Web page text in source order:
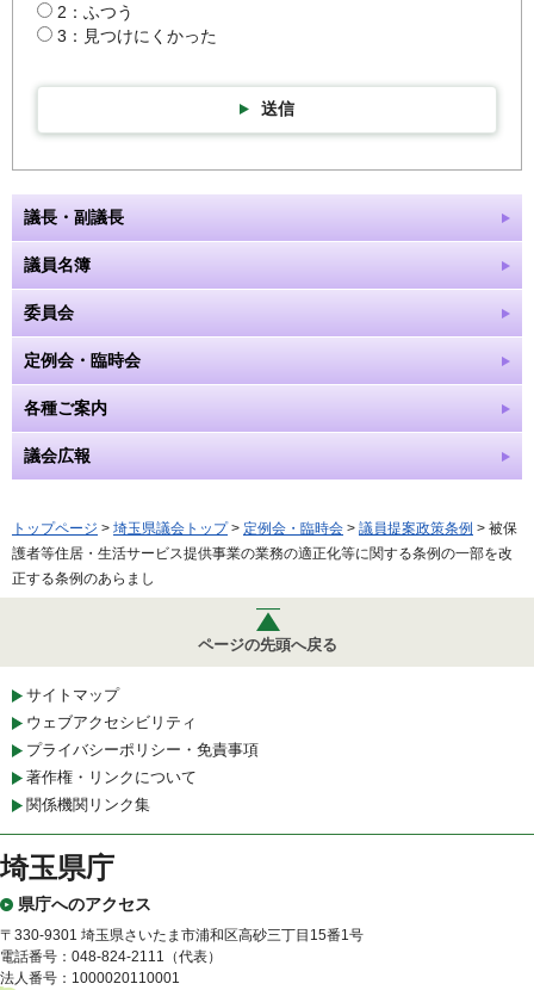
2：ふつう
3：見つけにくかった
送信
議長・副議長
議員名簿
委員会
定例会・臨時会
各種ご案内
議会広報
トップページ > 埼玉県議会トップ> 定例会・臨時会 > 議員提案政策条例 > 被保
護者等住居・生活サービス提供事業の業務の適正化等に関する条例の一部を改
正する条例のあらまし
ページの先頭へ戻る
サイトマップ
ウェブアクセシビリティ
プライバシーポリシー・免責事項
著作権・リンクについて
関係機関リンク集
埼玉県庁
県庁へのアクセス
〒330-9301 埼玉県さいたま市浦和区高砂三丁目15番1号
電話番号：048-824-2111（代表）
法人番号：1000020110001